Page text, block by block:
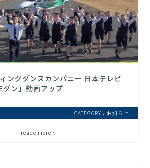
ィングダンスカンパニー 日本テレビ
ダン」動画アップ
CATEGORY：お知らせ
reade more ›